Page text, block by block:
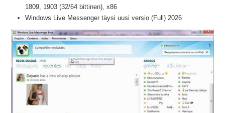
1809, 1903 (32/64 bittinen), x86
Windows Live Messenger täysi uusi versio (Full) 2026